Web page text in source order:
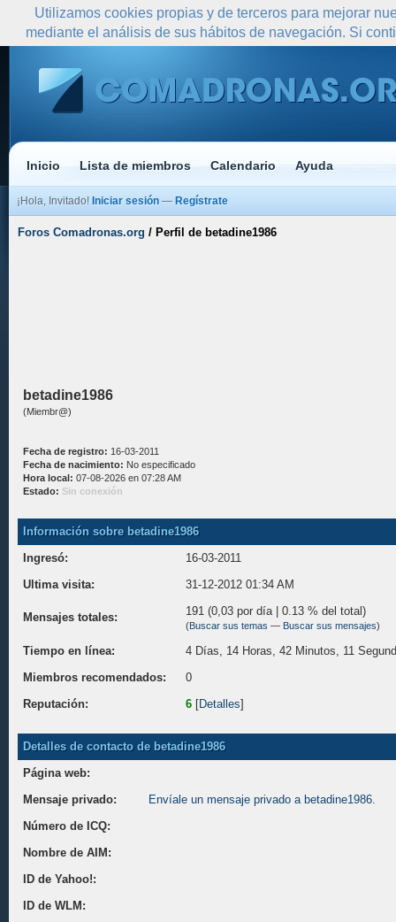
Inicio Lista de miembros Calendario Ayuda
¡Hola, Invitado! Iniciar sesión — Regístrate
Foros Comadronas.org / Perfil de betadine1986
betadine1986
(Miembr@)
Fecha de registro: 16-03-2011
Fecha de nacimiento: No especificado
Hora local: 07-08-2026 en 07:28 AM
Estado: Sin conexión
Información sobre betadine1986
Ingresó:
16-03-2011
Ultima visita:
31-12-2012 01:34 AM
Mensajes totales: 191 (0,03 por día | 0.13 % del total)
(Buscar sus temas — Buscar sus mensajes)
Tiempo en línea:
4 Días, 14 Horas, 42 Minutos, 11
Miembros recomendados:
0
Reputación:
6 [Detalles]
Detalles de contacto de betadine1986
Página web:
Mensaje privado:
Envíale un mensaje privado a betadine1986.
Número de ICQ:
Nombre de AIM:
ID de Yahoo!:
ID de WLM:
Utilizamos cookies propias y de terceros para mejorar
mediante el análisis de sus hábitos de navegación. Si